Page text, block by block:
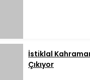
İstiklal
Çıkıyor